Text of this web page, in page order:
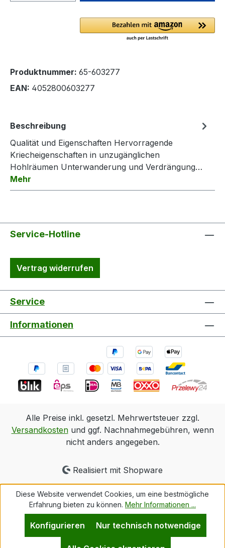
Produktnummer: 65-603277
EAN: 4052800603277
Beschreibung
Qualität und Eigenschaften Hervorragende
Kriecheigenschaften in unzugänglichen
Hohlräumen Unterwanderung und Verdrängung…
Mehr
Service-Hotline
Vertrag widerrufen
Service
Informationen
Alle Preise inkl. gesetzl. Mehrwertsteuer zzgl.
Versandkostenund ggf. Nachnahmegebühren, wenn
nicht anders angegeben.
Realisiert mit Shopware
Diese Website verwendet Cookies, um eine bestmögliche
Erfahrung bieten zu können. Mehr Informationen ...
Nur technisch notwendige
Konfigurieren